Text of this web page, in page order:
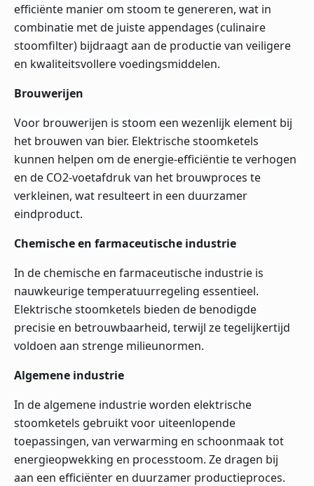
efficiënte manier om stoom te genereren, wat in
combinatie met de juiste appendages (culinaire
stoomfilter) bijdraagt aan de productie van veiligere
en kwaliteitsvollere voedingsmiddelen.
Brouwerijen
Voor brouwerijen is stoom een wezenlijk element bij
het brouwen van bier. Elektrische stoomketels
kunnen helpen om de energie-efficiëntie te verhogen
en de CO2-voetafdruk van het brouwproces te
verkleinen, wat resulteert in een duurzamer
eindproduct.
Chemische en farmaceutische industrie
In de chemische en farmaceutische industrie is
nauwkeurige temperatuurregeling essentieel.
Elektrische stoomketels bieden de benodigde
precisie en betrouwbaarheid, terwijl ze tegelijkertijd
voldoen aan strenge milieunormen.
Algemene industrie
In de algemene industrie worden elektrische
stoomketels gebruikt voor uiteenlopende
toepassingen, van verwarming en schoonmaak tot
energieopwekking en processtoom. Ze dragen bij
aan een efficiënter en duurzamer productieproces.